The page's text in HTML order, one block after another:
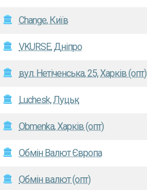
Change, Київ
VKURSE, Дніпро
вул. Нетіченська, 25, Харків (опт)
Luchesk, Луцьк
Оbmenka, Харків (опт)
Обмін Валют Європа
Обмін валют (опт)